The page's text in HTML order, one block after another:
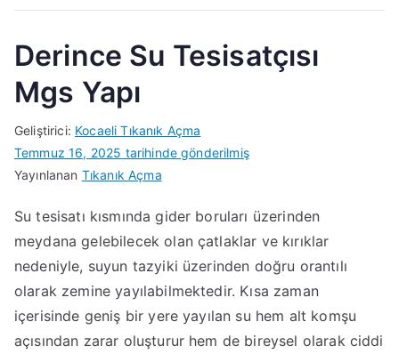
Derince Su Tesisatçısı
Mgs Yapı
Geliştirici: Kocaeli Tıkanık Açma
Temmuz 16, 2025 tarihinde gönderilmiş
Yayınlanan Tıkanık Açma
Su tesisatı kısmında gider boruları üzerinden
meydana gelebilecek olan çatlaklar ve kırıklar
nedeniyle, suyun tazyiki üzerinden doğru orantılı
olarak zemine yayılabilmektedir. Kısa zaman
içerisinde geniş bir yere yayılan su hem alt komşu
açısından zarar oluşturur hem de bireysel olarak ciddi